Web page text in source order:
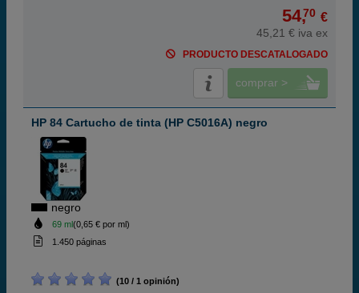
54,70 €
45,21 € iva ex
PRODUCTO DESCATALOGADO
comprar >
HP 84 Cartucho de tinta (HP C5016A) negro
negro
69 ml(0,65 € por ml)
1.450 páginas
(10 / 1 opinión)